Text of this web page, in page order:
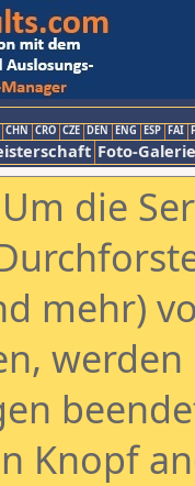
CHN CRO CZE DEN ENG ESP FAI
Foto-Galerie
die
mehr)
Knopf